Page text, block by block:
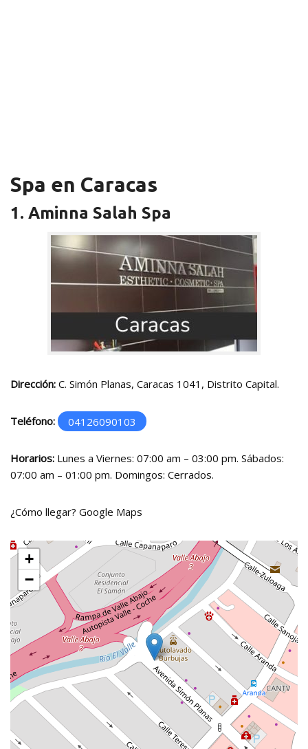
Spa en Caracas
1. Aminna Salah Spa
Dirección: C. Simón Planas, Caracas 1041, Distrito Capital.
Teléfono: 04126090103
Horarios: Lunes a Viernes: 07:00 am – 03:00 pm. Sábados:
07:00 am – 01:00 pm. Domingos: Cerrados.
¿Cómo llegar? Google Maps
+
−